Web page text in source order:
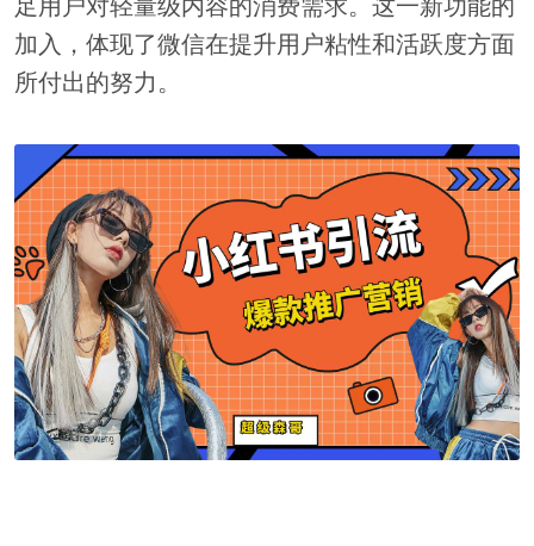
足用户对轻量级内容的消费需求。这一新功能的
加入，体现了微信在提升用户粘性和活跃度方面
所付出的努力。